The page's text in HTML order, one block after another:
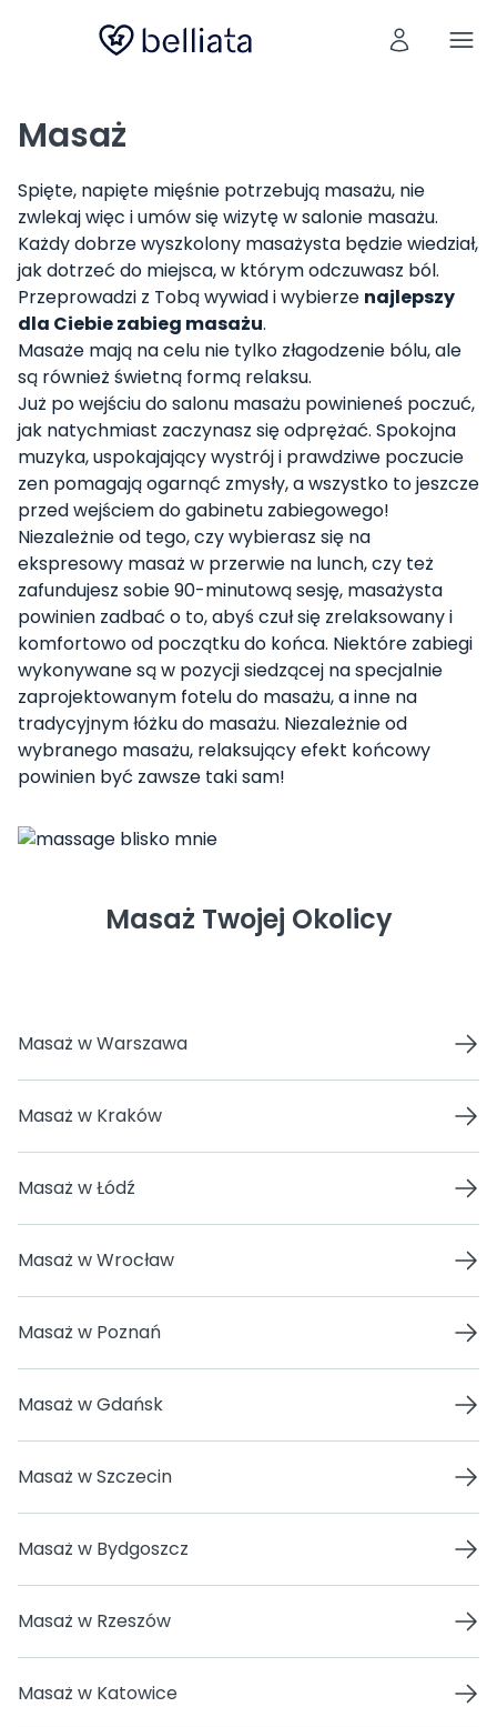
Masaż
Spięte, napięte mięśnie potrzebują masażu, nie
zwlekaj więc i umów się wizytę w salonie masażu.
Każdy dobrze wyszkolony masażysta będzie wiedział,
jak dotrzeć do miejsca, w którym odczuwasz ból.
Przeprowadzi z Tobą wywiad i wybierze najlepszy
dla Ciebie zabieg masażu.
Masaże mają na celu nie tylko złagodzenie bólu, ale
są również świetną formą relaksu.
Już po wejściu do salonu masażu powinieneś poczuć,
jak natychmiast zaczynasz się odprężać. Spokojna
muzyka, uspokajający wystrój i prawdziwe poczucie
zen pomagają ogarnąć zmysły, a wszystko to jeszcze
przed wejściem do gabinetu zabiegowego!
Niezależnie od tego, czy wybierasz się na
ekspresowy masaż w przerwie na lunch, czy też
zafundujesz sobie 90-minutową sesję, masażysta
powinien zadbać o to, abyś czuł się zrelaksowany i
komfortowo od początku do końca. Niektóre zabiegi
wykonywane są w pozycji siedzącej na specjalnie
zaprojektowanym fotelu do masażu, a inne na
tradycyjnym łóżku do masażu. Niezależnie od
wybranego masażu, relaksujący efekt końcowy
powinien być zawsze taki sam!
Masaż Twojej Okolicy
Masaż w Warszawa
Masaż w Kraków
Masaż w Łódź
Masaż w Wrocław
Masaż w Poznań
Masaż w Gdańsk
Masaż w Szczecin
Masaż w Bydgoszcz
Masaż w Rzeszów
Masaż w Katowice